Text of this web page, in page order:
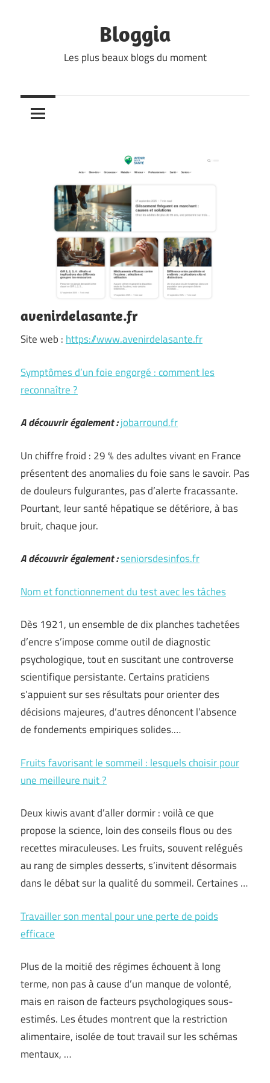
Bloggia
Les plus beaux blogs du moment
avenirdelasante.fr
Site web : https://www.avenirdelasante.fr
Symptômes d’un foie engorgé : comment les
reconnaître ?
A découvrir également :jobarround.fr
Un chiffre froid : 29 % des adultes vivant en France
présentent des anomalies du foie sans le savoir. Pas
de douleurs fulgurantes, pas d’alerte fracassante.
Pourtant, leur santé hépatique se détériore, à bas
bruit, chaque jour.
A découvrir également :seniorsdesinfos.fr
Nom et fonctionnement du test avec les tâches
Dès 1921, un ensemble de dix planches tachetées
d’encre s’impose comme outil de diagnostic
psychologique, tout en suscitant une controverse
scientifique persistante. Certains praticiens
s’appuient sur ses résultats pour orienter des
décisions majeures, d’autres dénoncent l’absence
de fondements empiriques solides.…
Fruits favorisant le sommeil : lesquels choisir pour
une meilleure nuit ?
Deux kiwis avant d’aller dormir : voilà ce que
propose la science, loin des conseils flous ou des
recettes miraculeuses. Les fruits, souvent relégués
au rang de simples desserts, s’invitent désormais
dans le débat sur la qualité du sommeil. Certaines …
Travailler son mental pour une perte de poids
efficace
Plus de la moitié des régimes échouent à long
terme, non pas à cause d’un manque de volonté,
mais en raison de facteurs psychologiques sous-
estimés. Les études montrent que la restriction
alimentaire, isolée de tout travail sur les schémas
mentaux, …